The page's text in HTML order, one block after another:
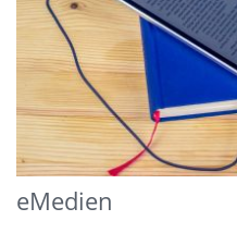
eMedien